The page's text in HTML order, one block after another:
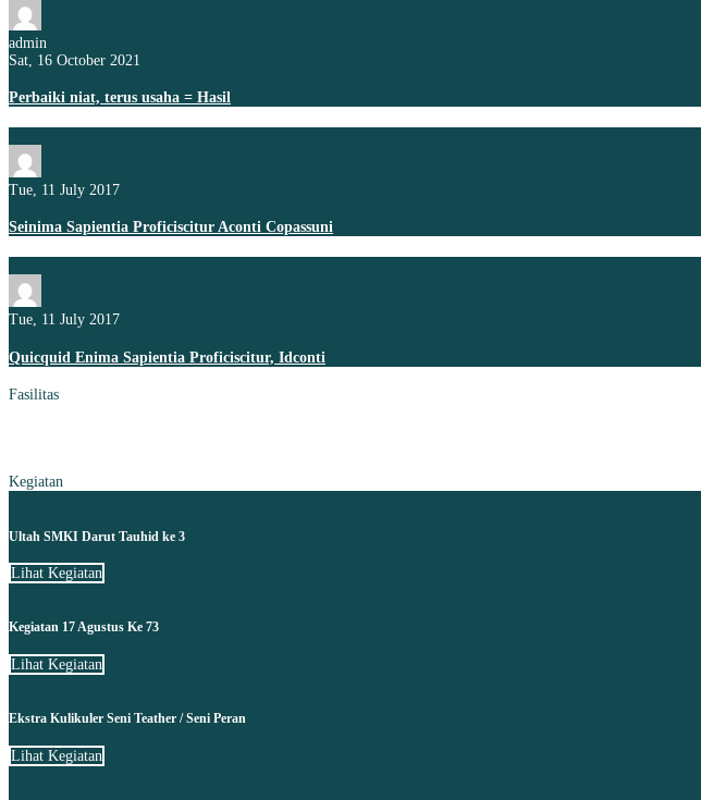
admin
Sat, 16 October 2021
Perbaiki niat, terus usaha = Hasil
Tue, 11 July 2017
Seinima Sapientia Proficiscitur Aconti Copassuni
Tue, 11 July 2017
Quicquid Enima Sapientia Proficiscitur, Idconti
Fasilitas
Kegiatan
Ultah SMKI Darut Tauhid ke 3
Lihat Kegiatan
Kegiatan 17 Agustus Ke 73
Lihat Kegiatan
Ekstra Kulikuler Seni Teather / Seni Peran
Lihat Kegiatan